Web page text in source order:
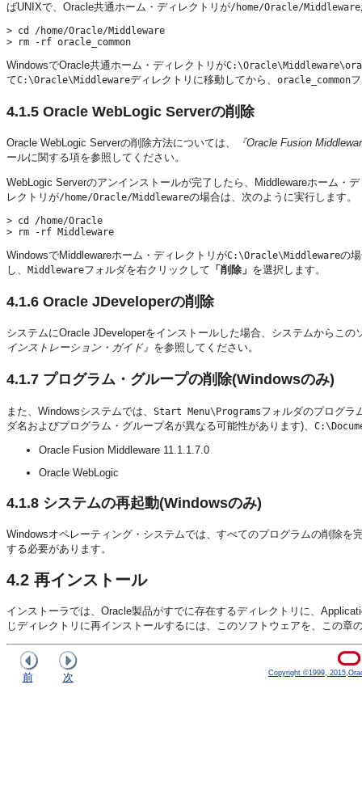
ばUNIXで、Oracle共通ホーム・ディレクトリが/home/Oracle/
> cd /home/Oracle/Middleware
WindowsでOracle共通ホーム・ディレクトリが
てC:\Oracle\Middlewareディレクトリに移動してから、 oracle_common
4.1.5 Oracle WebLogic Serverの削除
Oracle WebLogic Serverの削除方法については、
『Oracle Fusion
ールに関する項を参照してください。
WebLogic Serverのアンインストールが完了したら、Middlewareホーム・
レクトリが/home/Oracle/Middlewareの場合は、次のように実行します。
> cd /home/Oracle
WindowsでMiddlewareホーム・ディレクトリがC:\Oracle\Middlewareの
し、
Middlewareフォルダを右クリックして 「削除」 を選択します。
4.1.6 Oracle JDeveloperの削除
システムにOracle JDeveloperをインストールした場合、システムからこ
インストレーション・ガイド』 を参照してください。
4.1.7 プログラム・グループの削除(Windowsのみ)
また、Windowsシステムでは、 Start Menu\Programsフォルダのプログラ
ダ名およびプログラム・グループ名が異なる可能性があります)、
Oracle Fusion Middleware 11.1.1.7.0
Oracle WebLogic
4.1.8 システムの再起動(Windowsのみ)
Windowsオペレーティング・システムでは、すべてのプログラムの削除
する必要があります。
4.2 再インストール
インストーラでは、Oracle製品がすでに存在するディレクトリに、
じディレクトリに再インストールするには、このソフトウェアを、この章
前 次 Copyright ©1999,